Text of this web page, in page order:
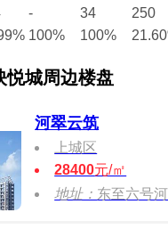
- 34
250
100% 100%
悦城周边楼盘
河翠云筑
上城区
28400元/㎡
地址： 东至六号河，南至九沙大